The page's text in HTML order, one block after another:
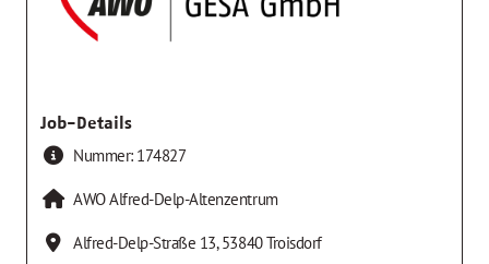
Job-Details
Nummer: 174827
AWO Alfred-Delp-Altenzentrum
Alfred-Delp-Straße 13,53840Troisdorf